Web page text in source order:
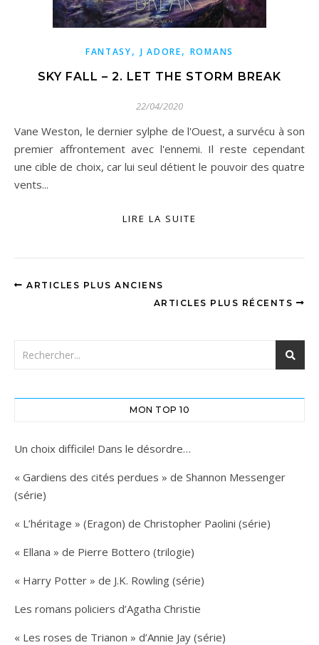
FANTASY, J ADORE, ROMANS
SKY FALL – 2. LET THE STORM BREAK
22/04/2020
Vane Weston, le dernier sylphe de l'Ouest, a survécu à son
premier affrontement avec l'ennemi. Il reste cependant
une cible de choix, car lui seul détient le pouvoir des quatre
vents...
LIRE LA SUITE
ARTICLES PLUS ANCIENS
ARTICLES PLUS RÉCENTS
MON TOP 10
Un choix difficile! Dans le désordre…
« Gardiens des cités perdues » de Shannon Messenger
(série)
« L’héritage » (Eragon) de Christopher Paolini (série)
« Ellana » de Pierre Bottero (trilogie)
« Harry Potter » de J.K. Rowling (série)
Les romans policiers d’Agatha Christie
« Les roses de Trianon » d’Annie Jay (série)